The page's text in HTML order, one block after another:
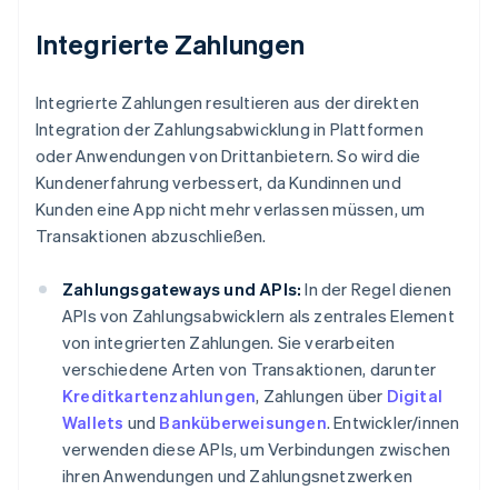
Integrierte Zahlungen
Integrierte Zahlungen resultieren aus der direkten
Integration der Zahlungsabwicklung in Plattformen
oder Anwendungen von Drittanbietern. So wird die
Kundenerfahrung verbessert, da Kundinnen und
Kunden eine App nicht mehr verlassen müssen, um
Transaktionen abzuschließen.
Zahlungsgateways und APIs: In der Regel dienen
APIs von Zahlungsabwicklern als zentrales Element
von integrierten Zahlungen. Sie verarbeiten
verschiedene Arten von Transaktionen, darunter
Kreditkartenzahlungen, Zahlungen über Digital
Wallets und Banküberweisungen. Entwickler/innen
verwenden diese APIs, um Verbindungen zwischen
ihren Anwendungen und Zahlungsnetzwerken